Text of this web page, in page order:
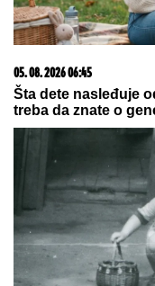
09. 08. 2026 10:57
SVE SU OSTAVILI I
potresne fotografije
Deliblatsku peščaru